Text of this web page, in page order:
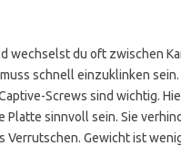
wechselst du oft zwischen
schnell einzuklinken
Screws sind wichtig.
Platte sinnvoll sein. Sie
Verrutschen. Gewicht ist